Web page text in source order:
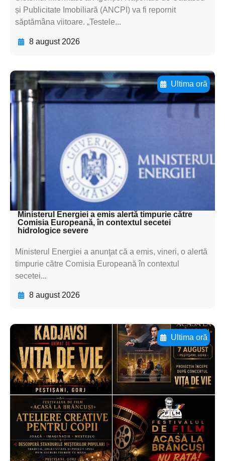
și Publicitate Imobiliară (ANCPI) va fi repornit
săptămâna viitoare. „Testele...
8 august 2026
Ultima oră
Adaugă aici textul pentru
subtitluAdaugă aici
textul pentru
subtitluAdaugă aici
textul pentru
subtitluAdaugă aici
textul pentru subti
Ministerul Energiei a emis alertă timpurie către
Comisia Europeană, în contextul secetei
hidrologice severe
Ministerul Energiei a anunţat că a emis, vineri, o alertă
timpurie către Comisia Europeană în contextul
secetei...
8 august 2026
Ultima oră
Adaugă aici textul pentru
subtitluAdaugă aici
textul pentru
subtitluAdaugă aici
textul pentru
subtitluAdaugă aici
textul pentru subti